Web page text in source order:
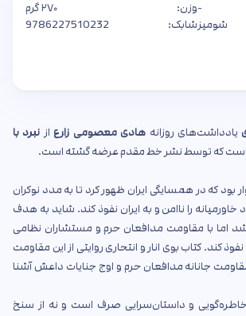
-
شومیز
وزن:
۲۷۰ گرم
شابک:
9786227510232
یادداشت‌های روزانه هادی معصومی زارع از نبرد با
است که توسط نشر خط مقدم عرضه گشته است.
که در همسایگی ایران ظهور کرد تا به مدد نوکران
خاورمیانه را ناامن و به ایران نفوذ کند. شاید به هدف
اما با مقاومت مدافعان حرم و مستشاران نظامی
نفوذ کند. کتاب بوی انار و انتحاری روایتی از این مقاومت
جانانه مدافعان حرم و اوج جنایات داعش آشنا
خاطره‌گویی و داستان‌سرایی صرف است و نه از سنخ